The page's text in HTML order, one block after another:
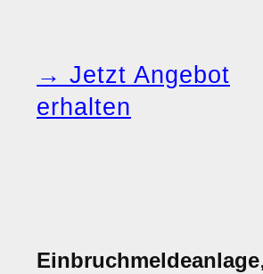
→ Jetzt Angebot
erhalten
Einbruchmeldeanlage,